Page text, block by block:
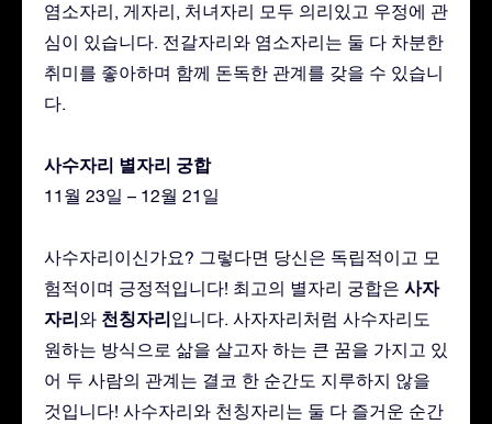
염소자리, 게자리, 처녀자리 모두 의리있고 우정에 관
심이 있습니다. 전갈자리와 염소자리는 둘 다 차분한
취미를 좋아하며 함께 돈독한 관계를 갖을 수 있습니
다.
사수자리 별자리 궁합
11월 23일 – 12월 21일
사수자리이신가요? 그렇다면 당신은 독립적이고 모
험적이며 긍정적입니다! 최고의 별자리 궁합은 사자
자리와 천칭자리입니다. 사자자리처럼 사수자리도
원하는 방식으로 삶을 살고자 하는 큰 꿈을 가지고 있
어 두 사람의 관계는 결코 한 순간도 지루하지 않을
것입니다! 사수자리와 천칭자리는 둘 다 즐거운 순간